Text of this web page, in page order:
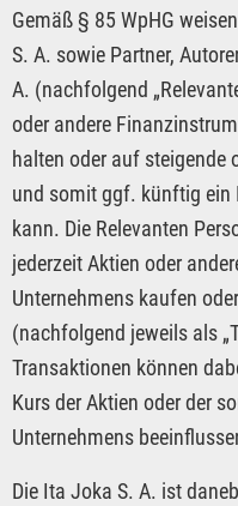
Gemäß § 85 WpHG
S. A. sowie Partner,
A. (nachfolgend
oder andere
halten oder auf steigende
und somit ggf. künftig ein
kann. Die Relevanten
jederzeit Aktien oder
Unternehmens kaufen
(nachfolgend jeweils als
Transaktionen können
Kurs der Aktien oder der
Unternehmens
Die Ita Joka S. A. ist